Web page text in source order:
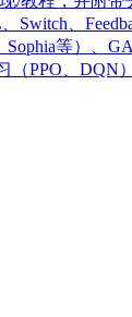
Switch、
等）、
PPO、DQN）